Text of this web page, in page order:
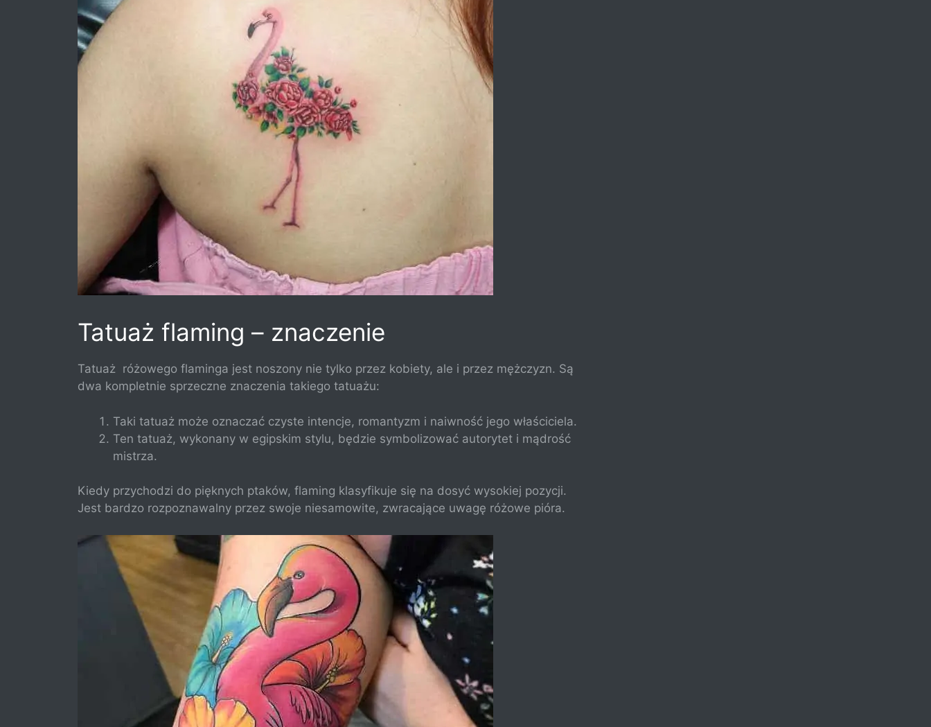
Tatuaż flaming – znaczenie
Tatuaż różowego flaminga jest noszony nie tylko przez kobiety, ale i przez mężczyzn. Są
dwa kompletnie sprzeczne znaczenia takiego tatuażu:
Taki tatuaż może oznaczać czyste intencje, romantyzm i naiwność jego właściciela.
Ten tatuaż, wykonany w egipskim stylu, będzie symbolizować autorytet i mądrość
mistrza.
Kiedy przychodzi do pięknych ptaków, flaming klasyfikuje się na dosyć wysokiej pozycji.
Jest bardzo rozpoznawalny przez swoje niesamowite, zwracające uwagę różowe pióra.